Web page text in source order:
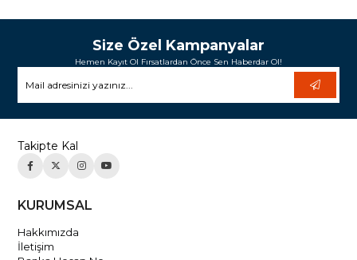
Size Özel Kampanyalar
Hemen Kayıt Ol Fırsatlardan Önce Sen Haberdar Ol!
Takipte Kal
KURUMSAL
Hakkımızda
İletişim